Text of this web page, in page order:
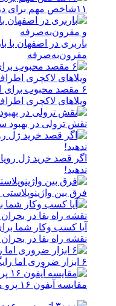
۱۱شاخص مهم برای درمان اعتیاد با کیفیت بالا
باربری در اصفهان با
مقرون‌به‌صرفه
۶ مقصد محبوب برای
ویلاهای لاکچری
نقش ترولی در
اگر قصد خرید ژل
ندهید!
فرق بین
آیا کسب وکار شما
نقشه راه بقا در
۶ ابزار ضروری اما رایگان برای ترید موفق در فارکس
مقایسه آیفون ۱۶ پرو مکس با سایر پرچمداران بازار